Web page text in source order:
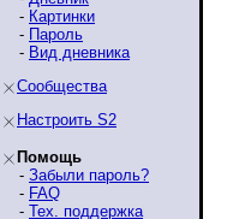
- Картинки
- Пароль
- Вид дневника
Сообщества
Настроить S2
Помощь
- Забыли пароль?
- FAQ
- Тех. поддержка